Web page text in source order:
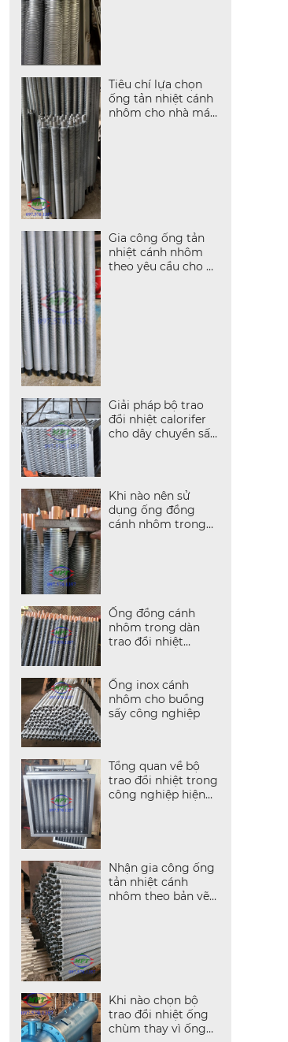
Tiêu chí lựa chọn
ống tản nhiệt cánh
nhôm cho nhà máy
Gia công ống tản
nhiệt cánh nhôm
theo yêu cầu cho hệ
Giải pháp bộ trao
đổi nhiệt calorifer
cho dây chuyền sấy
Khi nào nên sử
dụng ống đồng
cánh nhôm trong
Ống đồng cánh
nhôm trong dàn
trao đổi nhiệt
Ống inox cánh
nhôm cho buồng
sấy công nghiệp
Tổng quan về bộ
trao đổi nhiệt trong
công nghiệp hiện
Nhận gia công ống
tản nhiệt cánh
nhôm theo bản vẽ
Khi nào chọn bộ
trao đổi nhiệt ống
chùm thay vì ống